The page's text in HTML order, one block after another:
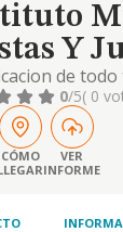
Y
de
y culturales:
etc.
0/5( 0
CÓMO
VER
INFORME